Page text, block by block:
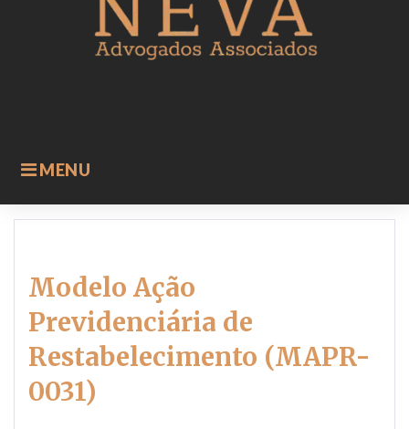
MENU
Modelo Ação
Previdenciária de
Restabelecimento (MAPR-
0031)